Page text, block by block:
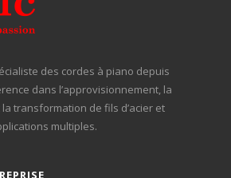
des cordes à piano depuis
dans l’approvisionnement, la
transformation de fils d’acier et
multiples.